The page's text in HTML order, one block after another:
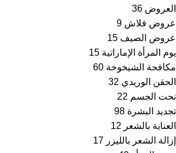
العروض 36
عروض فلاش 9
عروض الصيف 15
يوم المرأة الإماراتية 15
مكافحة الشيخوخة 60
الحقن الوريدي 32
نحت الجسم 22
تجديد البشرة 98
العناية بالشعر 12
إزالة الشعر بالليزر 17